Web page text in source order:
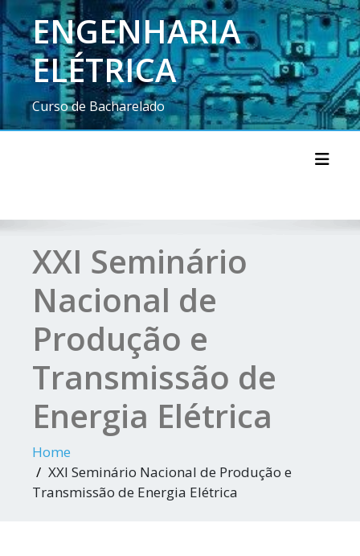
ENGENHARIA
ELÉTRICA
Curso de Bacharelado
XXI Seminário
Nacional de
Produção e
Transmissão de
Energia Elétrica
Home
XXI Seminário Nacional de Produção e
Transmissão de Energia Elétrica